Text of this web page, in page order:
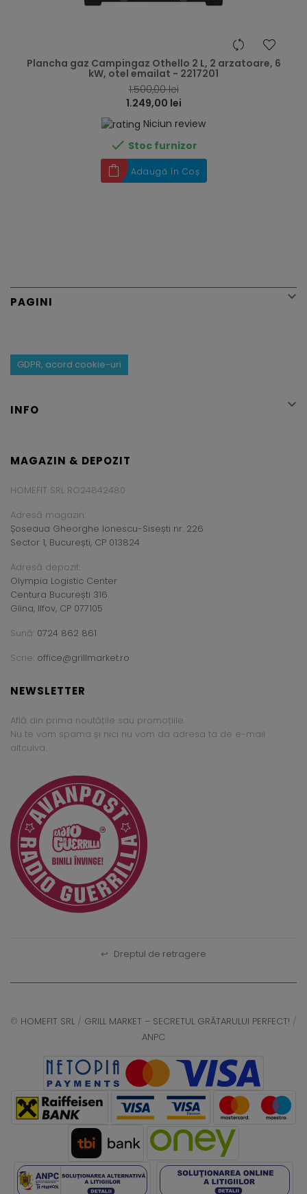
Plancha gaz Campingaz Othello 2 L, 2 arzatoare, 6
kW, otel emailat - 2217201
1.500,00 lei
1.249,00 lei
Niciun review
 Stoc furnizor
Adaugă în Coș
PAGINI 
GDPR, acord cookie-uri
INFO 
MAGAZIN & DEPOZIT
HOMEFIT SRL RO24842480
Adresă magazin:
Șoseaua Gheorghe Ionescu-Sisești nr. 226
Sector 1, București, CP 013824
Adresă depozit:
Olympia Logistic Center
Centura București 316
Glina, Ilfov, CP 077105
Sună: 0724 862 861
Scrie: office@grillmarket.ro
NEWSLETTER
Află din prima noutățile sau promoțiile.
Nu te vom spama și nici nu vom da adresa ta de e-mail
altcuiva.
↩ Dreptul de retragere
© HOMEFIT SRL / GRILL MARKET – SECRETUL GRĂTARULUI PERFECT! /
ANPC